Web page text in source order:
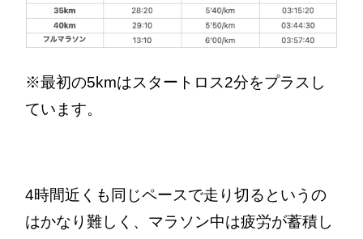
※最初の5kmはスタートロス2分をプラスし
ています。
4時間近くも同じペースで走り切るというの
はかなり難しく、マラソン中は疲労が蓄積し